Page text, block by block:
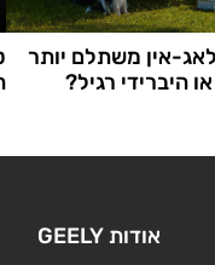
אין משתלם יותר
היברידי רגיל?
אודות GEELY